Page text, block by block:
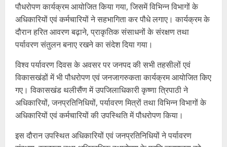
पौधरोपण कार्यक्रम आयोजित किया गया, जिसमें विभिन्न विभागों के
अधिकारियों एवं कर्मचारियों ने सहभागिता कर पौधे लगाए। कार्यक्रम के
दौरान हरित आवरण बढ़ाने, प्राकृतिक संसाधनों के संरक्षण तथा
पर्यावरण संतुलन बनाए रखने का संदेश दिया गया।
विश्व पर्यावरण दिवस के अवसर पर जनपद की सभी तहसीलों एवं
विकासखंडों में भी पौधरोपण एवं जनजागरुकता कार्यक्रम आयोजित किए
गए। विकासखंड थलीसैंण में उपजिलाधिकारी कृष्णा त्रिपाठी ने
अधिकारियों, जनप्रतिनिधियों, पर्यावरण मित्रों तथा विभिन्न विभागों के
अधिकारियों एवं कर्मचारियों की उपस्थिति में पौधरोपण किया।
इस दौरान उपस्थित अधिकारियों एवं जनप्रतिनिधियों ने पर्यावरण